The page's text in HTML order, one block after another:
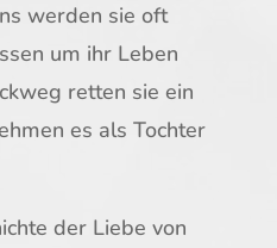
werden sie oft
um ihr Leben
retten sie ein
es als Tochter
der Liebe von